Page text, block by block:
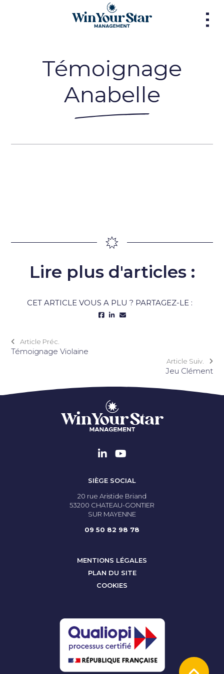
Témoignage
Anabelle
Lire plus d'articles :
CET ARTICLE VOUS A PLU ? PARTAGEZ-LE :
Article Préc.
Témoignage Violaine
Article Suiv.
Jeu Clément
SIÈGE SOCIAL
20 rue Aristide Briand
53200 CHATEAU-GONTIER
SUR MAYENNE
09 50 82 98 78
MENTIONS LÉGALES
PLAN DU SITE
COOKIES